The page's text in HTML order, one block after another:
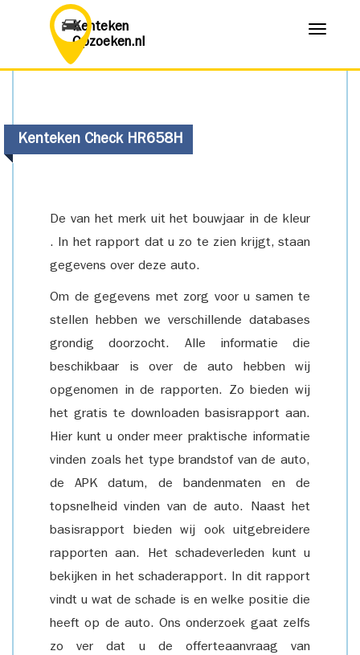
Kenteken
Opzoeken.nl
Menu
Kenteken Check HR658H
De van het merk uit het bouwjaar in de kleur
. In het rapport dat u zo te zien krijgt, staan
gegevens over deze auto.
Om de gegevens met zorg voor u samen te
stellen hebben we verschillende databases
grondig doorzocht. Alle informatie die
beschikbaar is over de auto hebben wij
opgenomen in de rapporten. Zo bieden wij
het gratis te downloaden basisrapport aan.
Hier kunt u onder meer praktische informatie
vinden zoals het type brandstof van de auto,
de APK datum, de bandenmaten en de
topsnelheid vinden van de auto. Naast het
basisrapport bieden wij ook uitgebreidere
rapporten aan. Het schadeverleden kunt u
bekijken in het schaderapport. In dit rapport
vindt u wat de schade is en welke positie die
heeft op de auto. Ons onderzoek gaat zelfs
zo ver dat u de offerteaanvraag van